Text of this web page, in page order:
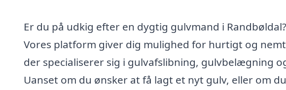
Er du på udkig efter en dygtig gulvmand i
Vores platform giver dig mulighed for hurtigt og
der specialiserer sig i gulvafslibning, gulvbelægning
Uanset om du ønsker at få lagt et nyt gulv, eller om